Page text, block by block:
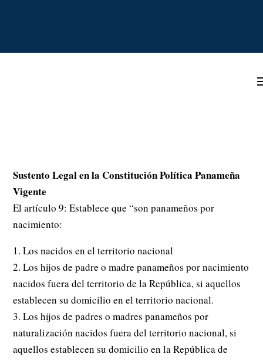
Sustento Legal en la Constitución Política Panameña
Vigente
El artículo 9: Establece que “son panameños por
nacimiento:
1. Los nacidos en el territorio nacional
2. Los hijos de padre o madre panameños por nacimiento
nacidos fuera del territorio de la República, si aquellos
establecen su domicilio en el territorio nacional.
3. Los hijos de padres o madres panameños por
naturalización nacidos fuera del territorio nacional, si
aquellos establecen su domicilio en la República de